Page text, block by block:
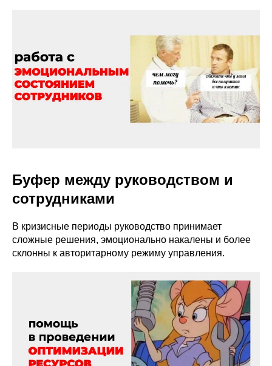
Буфер между руководством и
сотрудниками
В кризисные периоды руководство принимает
сложные решения, эмоционально накалены и более
склонны к авторитарному режиму управления.